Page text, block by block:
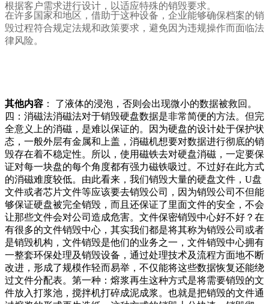
根据客户需求进行设计，以适应特殊的销毁要求。
在许多国家和地区，借助于这种设备，企业能够确保档案的销
毁过程符合规定法规和政策要求，避免因为违规操作而面临法
律风险。
其他内容 ： 了液体的浸泡，否则会出现微小的数据被救回。
四：消磁法消磁法对于销毁硬盘数据是非常简便的方法。但完
全意义上的消磁，是难以保证的。因为硬盘的设计处于保护状
态，一般外层有金属和上盖，消磁机想要对数据进行彻底的销
毁存在着不稳定性。所以，使用磁铁去对硬盘消磁，一定要保
证对每一块盘的每个角度都有强力磁铁吸过。不过好在此方式
的消磁难度较低。由此看来，我们销毁大量的硬盘文件，U盘
文件或者芯片文件等应该要去销毁公司，因为销毁公司不但能
够保证硬盘被完全销毁，而且还保证了里面文件的安全，不会
让那些文件会对公司造成危害。文件保密销毁中心好不好？在
有很多的文件销毁中心，其实我们都是将其称为销毁公司或者
是销毁机构，文件销毁是他们的业务之一，文件销毁中心拥有
一整套环保处理及销毁设备，通过处理技术及流程方面地不断
改进，形成了规模作轻而易举，不仅能将这些数据恢复还能绕
过文件分配表。第一种：熔浆再生这种方式是将需要销毁的文
件放入打浆池，搅拌机打碎成泥成浆。也就是把销毁的文件通